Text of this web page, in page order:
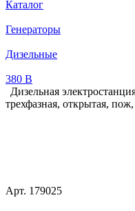
Каталог
Генераторы
Дизельные
380 В
Дизельная
трехфазная, открытая,
Арт. 179025